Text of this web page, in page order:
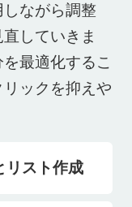
ながら調整
していきま
最適化するこ
ックを抑えや
リスト作成